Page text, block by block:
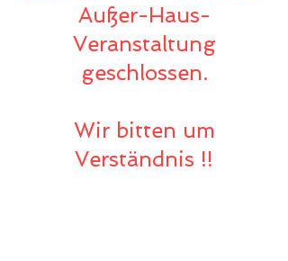
Außer-Haus-
Veranstaltung
geschlossen.
Wir bitten um
Verständnis !!